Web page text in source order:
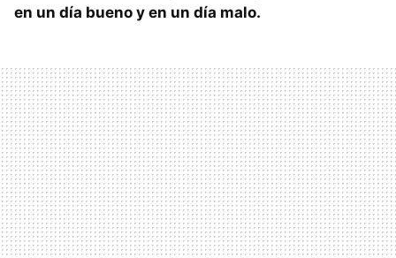
en un día bueno y en un día malo.